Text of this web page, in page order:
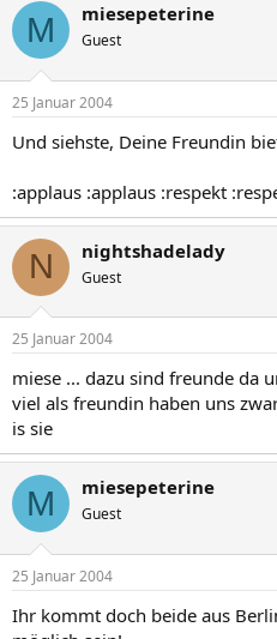
M miesepeterine
Guest
25 Januar 2004
Und siehste, Deine Freundin
:applaus :applaus :respekt
N nightshadelady
Guest
25 Januar 2004
miese ... dazu sind freunde da
viel als freundin haben uns
is sie
M miesepeterine
Guest
25 Januar 2004
Ihr kommt doch beide aus